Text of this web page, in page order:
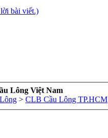
bài viết.)
Lông Việt Nam
> CLB Cầu Lông TP.HCM